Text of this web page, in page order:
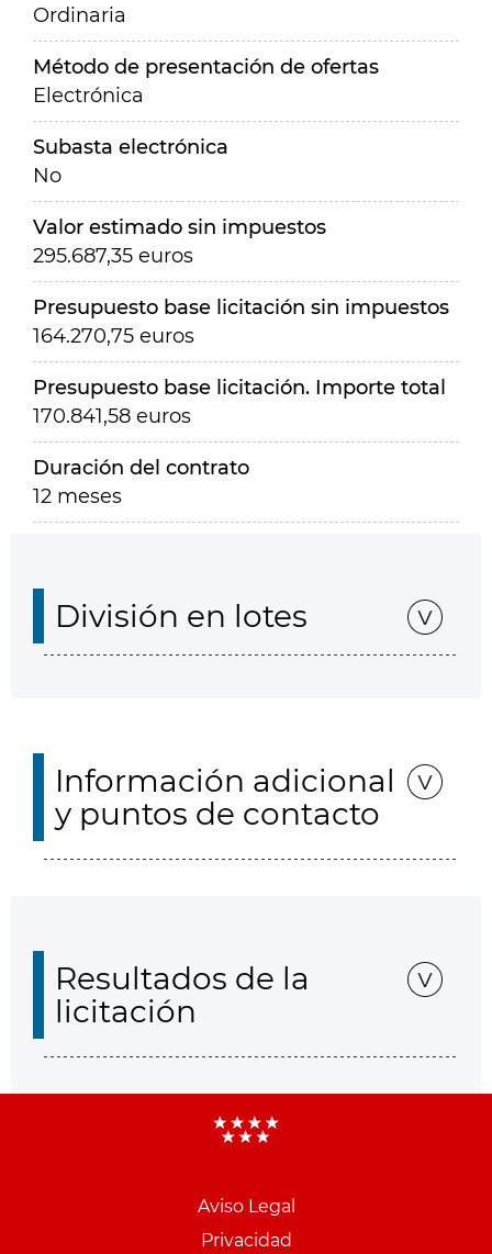
Ordinaria
Método de presentación de ofertas
Electrónica
Subasta electrónica
No
Valor estimado sin impuestos
295.687,35 euros
Presupuesto base licitación sin impuestos
164.270,75 euros
Presupuesto base licitación. Importe total
170.841,58 euros
Duración del contrato
12 meses
División en lotes
Información adicional
y puntos de contacto
Resultados de la
licitación
Aviso Legal
Privacidad